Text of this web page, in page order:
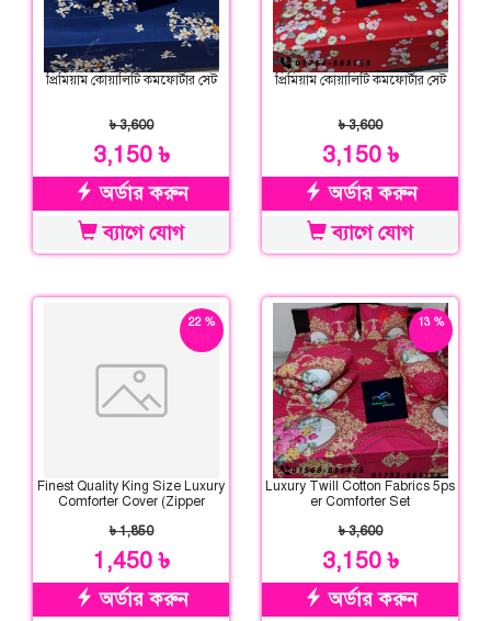
প্রিমিয়াম কোয়ালিটি কমফোর্টার সেট
৳ 3,600
3,150 ৳
অর্ডার করুন
ব্যাগে যোগ
প্রিমিয়াম কোয়ালিটি কমফোর্টার সেট
৳ 3,600
3,150 ৳
অর্ডার করুন
ব্যাগে যোগ
22 %
Finest Quality King Size Luxury
Comforter Cover (Zipper
৳ 1,850
1,450 ৳
অর্ডার করুন
13 %
Luxury Twill Cotton Fabrics 5ps
er Comforter Set
৳ 3,600
3,150 ৳
অর্ডার করুন